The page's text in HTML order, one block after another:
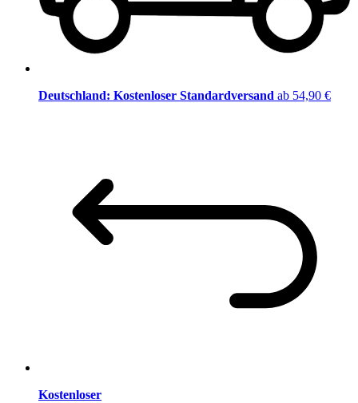
Deutschland: Kostenloser Standardversand ab 54,90 €
Kostenloser